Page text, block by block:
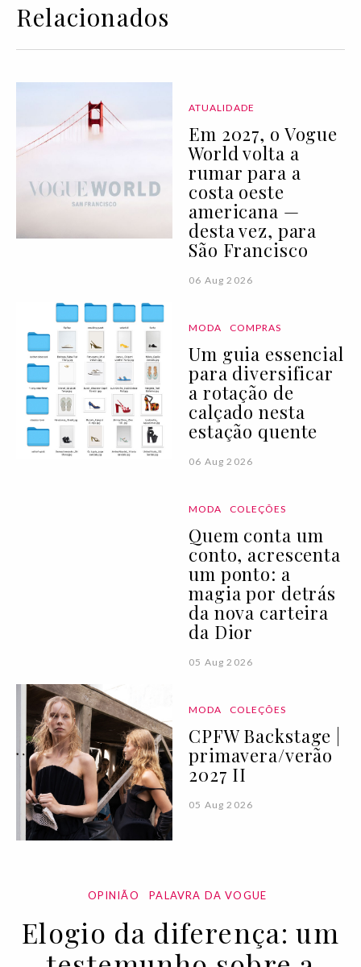
Relacionados
ATUALIDADE
Em 2027, o Vogue
World volta a
rumar para a
costa oeste
americana —
desta vez, para
São Francisco
06 Aug 2026
MODA COMPRAS
Um guia essencial
para diversificar
a rotação de
calçado nesta
estação quente
06 Aug 2026
MODA COLEÇÕES
Quem conta um
conto, acrescenta
um ponto: a
magia por detrás
da nova carteira
da Dior
05 Aug 2026
MODA COLEÇÕES
CPFW Backstage |
primavera/verão
2027 II
05 Aug 2026
OPINIÃO PALAVRA DA VOGUE
Elogio da diferença: um